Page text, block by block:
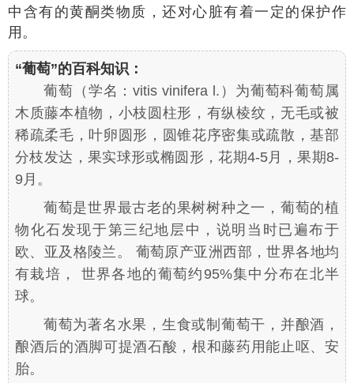
中含有的黄酮类物质，还对心脏有着一定的保护作
用。
“葡萄”的百科知识：
葡萄（学名：vitis vinifera l.）为葡萄科葡萄属
木质藤本植物，小枝圆柱形，有纵棱纹，无毛或被
稀疏柔毛，叶卵圆形，圆锥花序密集或疏散，基部
分枝发达，果实球形或椭圆形，花期4-5月，果期8-
9月。
葡萄是世界最古老的果树树种之一，葡萄的植
物化石发现于第三纪地层中，说明当时已遍布于
欧、亚及格陵兰。 葡萄原产亚洲西部，世界各地均
有栽培， 世界各地的葡萄约95%集中分布在北半
球。
葡萄为著名水果，生食或制葡萄干，并酿酒，
酿酒后的酒脚可提酒石酸，根和藤药用能止呕、安
胎。